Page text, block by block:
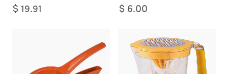
$ 19.91 $ 6.00